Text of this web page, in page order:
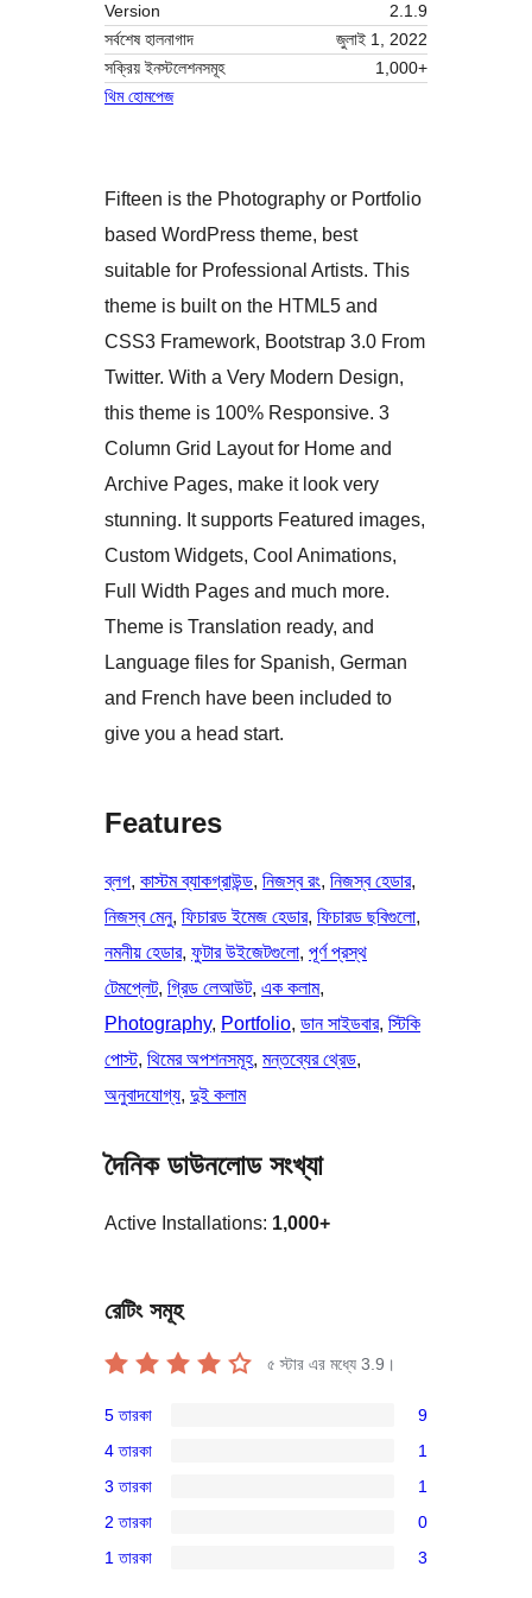
Version
2.1.9
সর্বশেষ হালনাগাদ
জুলাই 1, 2022
সক্রিয় ইনস্টলেশনসমূহ
1,000+
থিম হোমপেজ
Fifteen is the Photography or Portfolio
based WordPress theme, best
suitable for Professional Artists. This
theme is built on the HTML5 and
CSS3 Framework, Bootstrap 3.0 From
Twitter. With a Very Modern Design,
this theme is 100% Responsive. 3
Column Grid Layout for Home and
Archive Pages, make it look very
stunning. It supports Featured images,
Custom Widgets, Cool Animations,
Full Width Pages and much more.
Theme is Translation ready, and
Language files for Spanish, German
and French have been included to
give you a head start.
Features
ব্লগ, কাস্টম ব্যাকগ্রাউন্ড, নিজস্ব রং, নিজস্ব হেডার
নিজস্ব মেনু, ফিচারড ইমেজ হেডার, ফিচারড ছবিগুলো
নমনীয় হেডার, ফুটার উইজেটগুলো, পূর্ণ প্রস্থ
টেমপ্লেট, গ্রিড লেআউট, এক কলাম
Photography, Portfolio, ডান সাইডবার, স্টিকি
পোস্ট, থিমের অপশনসমূহ, মন্তব্যের থ্রেড
অনুবাদযোগ্য, দুই কলাম
দৈনিক ডাউনলোড সংখ্যা
Active Installations: 1,000+
রেটিং সমূহ
৫ স্টার এর মধ্যে 3.9 ।
5-
স্টার
রিভিউ
5 তারকা 9
4-
স্টার
রিভিউ
4 তারকা 1
3-
স্টার
3 তারকা 1
2-
2 তারকা 0
1 তারকা 3